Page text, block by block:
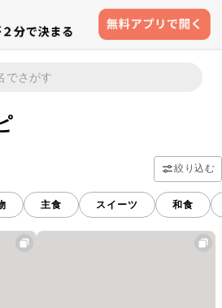
絞り込む
主食 スイーツ 和食